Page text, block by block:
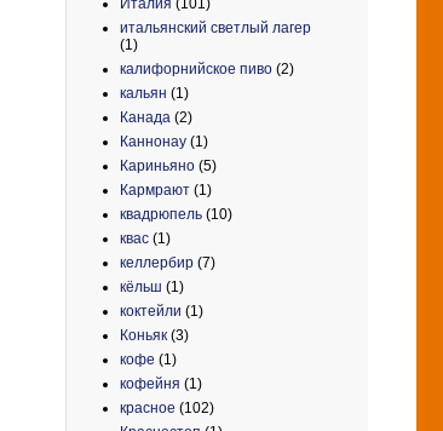
Италия (101)
итальянский светлый лагер
(1)
калифорнийское пиво (2)
кальян (1)
Канада (2)
Каннонау (1)
Кариньяно (5)
Кармрают (1)
квадрюпель (10)
квас (1)
келлербир (7)
кёльш (1)
коктейли (1)
Коньяк (3)
кофе (1)
кофейня (1)
красное (102)